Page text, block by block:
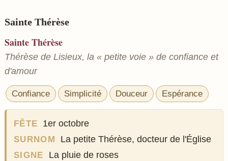
Sainte Thérèse
Sainte Thérèse
Thérèse de Lisieux, la « petite voie » de confiance et
d'amour
Confiance Simplicité Douceur Espérance
FÊTE 1er octobre
SURNOM La petite Thérèse, docteur de l'Église
SIGNE La pluie de roses